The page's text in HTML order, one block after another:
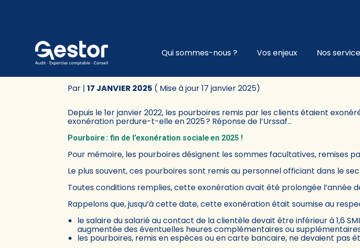
Aller
au
Principal
Qui sommes-nous ? Vos enjeux Nos
EXONÉRATION SOCIALE DES
Par |17 JANVIER 2025 ( Mise à jour 17 janvier 2025)
Depuis le 1er janvier 2022, les pourboires remis par les clients étaient
exonération perdure-t-elle en 2025 ? Réponse de l’Urssaf…
Pourboire : fin de l’exonération sociale en 2025 !
Pour mémoire, les pourboires désignent les sommes facultatives, remises
Le plus souvent, ces pourboires sont remis au personnel officiant dans le
Toutes conditions remplies, cette exonération avait été prolongée l’année
Rappelons que, jusqu’à cette date, cette exonération était soumise au
le salaire du salarié au contact de la clientèle devait être inférieur à 1,6
augmentée des éventuelles heures complémentaires ou
les pourboires, remis en espèces ou en carte bancaire, ne devaient pas